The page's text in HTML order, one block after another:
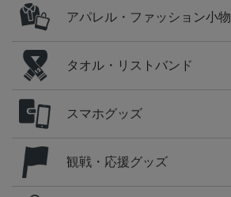
アパレル・ファッション小物
タオル・リストバンド
スマホグッズ
観戦・応援グッズ